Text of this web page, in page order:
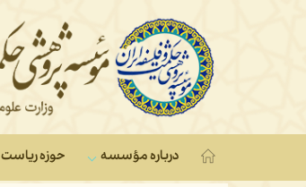
درباره مؤسسه حوزه ریاست